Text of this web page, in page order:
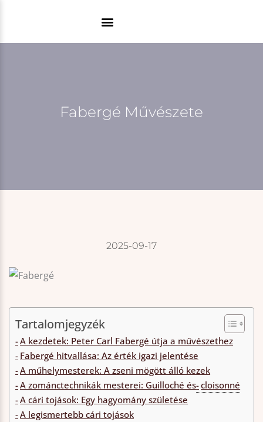
content
Fabergé Művészete
2025-09-17
Tartalomjegyzék
A kezdetek: Peter Carl Fabergé útja a művészethez
Fabergé hitvallása: Az érték igazi jelentése
A műhelymesterek: A zseni mögött álló kezek
A zománctechnikák mesterei: Guilloché és cloisonné
A cári tojások: Egy hagyomány születése
A legismertebb cári tojások